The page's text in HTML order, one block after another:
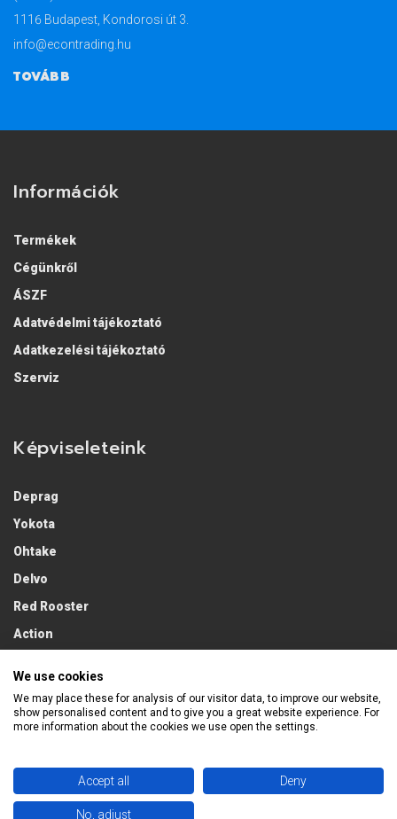
1116 Budapest, Kondorosi út 3.
info@econtrading.hu
TOVÁBB
Információk
Termékek
Cégünkről
ÁSZF
Adatvédelmi tájékoztató
Adatkezelési tájékoztató
Szerviz
Képviseleteink
Deprag
Yokota
Ohtake
Delvo
Red Rooster
Action
We use cookies
We may place these for analysis of our visitor data, to improve our website,
show personalised content and to give you a great website experience. For
more information about the cookies we use open the settings.
Accept all Deny
No, adjust